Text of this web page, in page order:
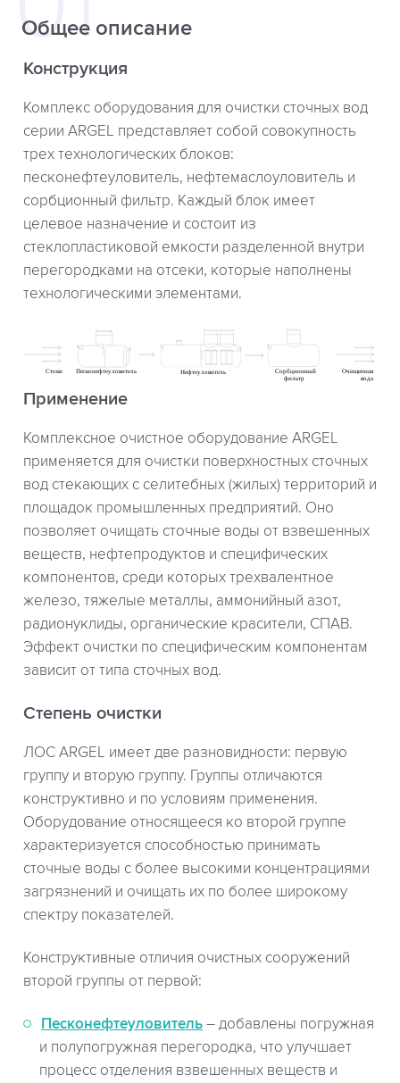
Общее описание
Конструкция
Комплекс оборудования для очистки сточных вод
серии ARGEL представляет собой совокупность
трех технологических блоков:
песконефтеуловитель, нефтемаслоуловитель и
сорбционный фильтр. Каждый блок имеет
целевое назначение и состоит из
стеклопластиковой емкости разделенной внутри
перегородками на отсеки, которые наполнены
технологическими элементами.
Применение
Комплексное очистное оборудование ARGEL
применяется для очистки поверхностных сточных
вод стекающих с селитебных (жилых) территорий и
площадок промышленных предприятий. Оно
позволяет очищать сточные воды от взвешенных
веществ, нефтепродуктов и специфических
компонентов, среди которых трехвалентное
железо, тяжелые металлы, аммонийный азот,
радионуклиды, органические красители, СПАВ.
Эффект очистки по специфическим компонентам
зависит от типа сточных вод.
Степень очистки
ЛОС ARGEL имеет две разновидности: первую
группу и вторую группу. Группы отличаются
конструктивно и по условиям применения.
Оборудование относящееся ко второй группе
характеризуется способностью принимать
сточные воды с более высокими концентрациями
загрязнений и очищать их по более широкому
спектру показателей.
Конструктивные отличия очистных сооружений
второй группы от первой:
Песконефтеуловитель – добавлены погружная
и полупогружная перегородка, что улучшает
процесс отделения взвешенных веществ и